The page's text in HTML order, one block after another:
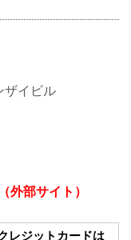
ザイビル
部サイト）
レジットカードは